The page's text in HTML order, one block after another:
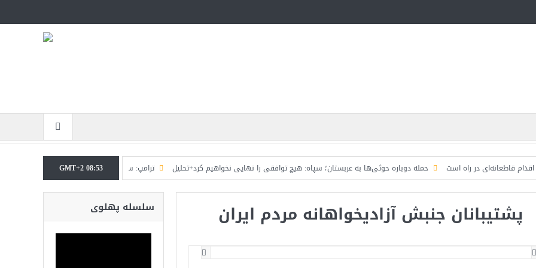
در راه است حمله دوباره حوثی‌ها به عربستان؛ سپاه: هیچ توافقی را نهایی نخواهیم کرد+تحلیل
ترامپ: سرمایه‌گذاران دریافته‌اند که آمریکا در حال پیروزی
GMT+2 08:53
پشتیبانان جنبش آزادیخواهانه مردم ایران سلسله پهلوی